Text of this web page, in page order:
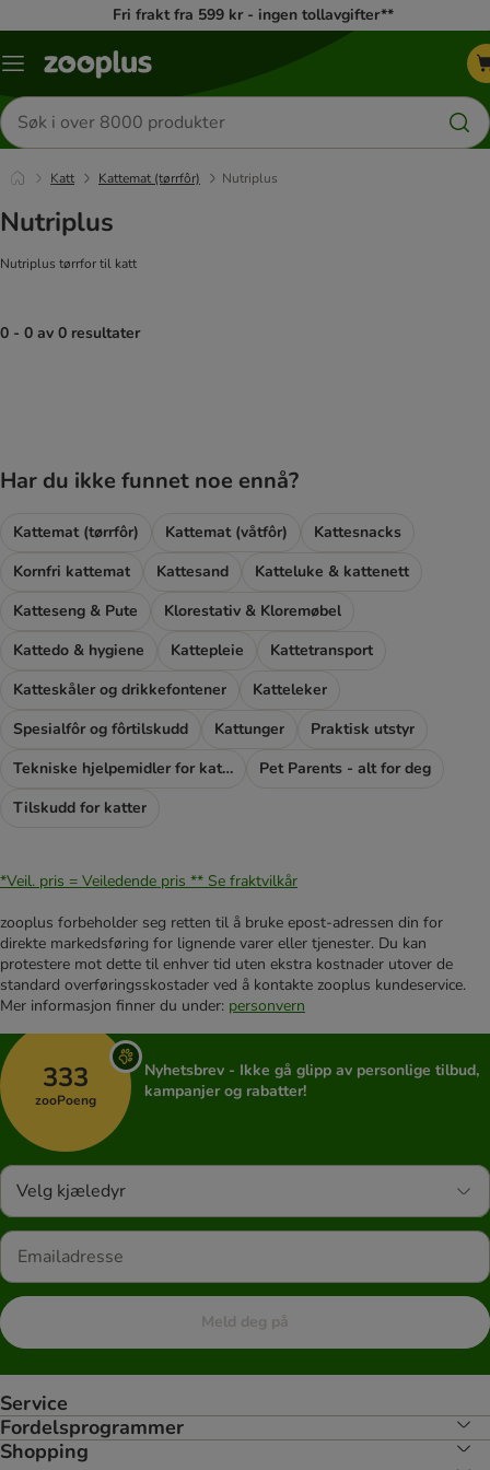
Fri frakt fra 599 kr - ingen tollavgifter**
Katalogmeny
Søk
etter
produkter
Katt Kattemat (tørrfôr) Nutriplus
Nutriplus
Nutriplus tørrfor til katt
0 - 0 av 0 resultater
Har du ikke funnet noe ennå?
Kattemat (tørrfôr) Kattemat (våtfôr)
Kattesnacks
Kornfri kattemat
Kattesand
Katteluke & kattenett
Katteseng & Pute
Klorestativ & Kloremøbel
Kattedo & hygiene
Kattepleie
Kattetransport
Katteskåler og drikkefontener
Katteleker
Spesialfôr og fôrtilskudd
Kattunger
Praktisk utstyr
Tekniske hjelpemidler for katter
Pet Parents - alt for deg
Tilskudd for katter
*Veil. pris = Veiledende pris ** Se fraktvilkår
zooplus forbeholder seg retten til å bruke epost-adressen din for
direkte markedsføring for lignende varer eller tjenester. Du kan
protestere mot dette til enhver tid uten ekstra kostnader utover de
standard overføringsskostader ved å kontakte zooplus kundeservice.
Mer informasjon finner du under: personvern
333
zooPoeng
Nyhetsbrev - Ikke gå glipp av personlige tilbud,
kampanjer og rabatter!
Velg kjæledyr
Meld deg på
Service
Fordelsprogrammer
Shopping